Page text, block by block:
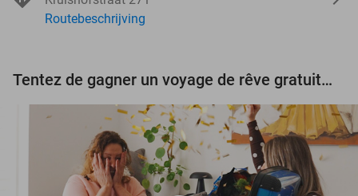
Routebeschrijving
Tentez de gagner un voyage de rêve gratuit d'une valeur de 3.000 € !